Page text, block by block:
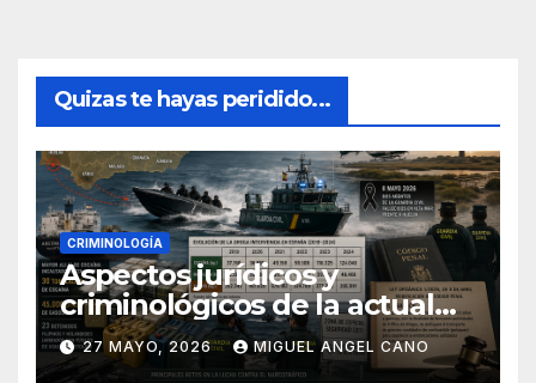
Quizas te hayas peridido...
CRIMINOLOGÍA
Aspectos jurídicos y
criminológicos de la actual
lucha contra el narcotráfico
en el sur de España
27 MAYO, 2026 MIGUEL ANGEL CANO